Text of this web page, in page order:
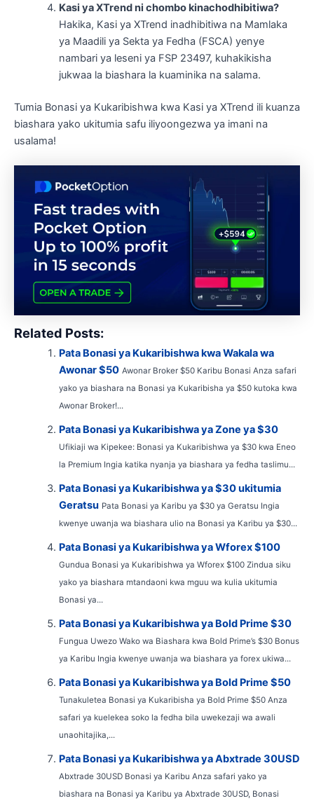
Kasi ya XTrend ni chombo kinachodhibitiwa?
Hakika, Kasi ya XTrend inadhibitiwa na Mamlaka
ya Maadili ya Sekta ya Fedha (FSCA) yenye
nambari ya leseni ya FSP 23497, kuhakikisha
jukwaa la biashara la kuaminika na salama.
Tumia Bonasi ya Kukaribishwa kwa Kasi ya XTrend ili kuanza
biashara yako ukitumia safu iliyoongezwa ya imani na
usalama!
Related Posts:
Pata Bonasi ya Kukaribishwa kwa Wakala wa
Awonar $50 Awonar Broker $50 Karibu Bonasi Anza safari
yako ya biashara na Bonasi ya Kukaribisha ya $50 kutoka kwa
Awonar Broker!...
Pata Bonasi ya Kukaribishwa ya Zone ya $30
Ufikiaji wa Kipekee: Bonasi ya Kukaribishwa ya $30 kwa Eneo
la Premium Ingia katika nyanja ya biashara ya fedha taslimu...
Pata Bonasi ya Kukaribishwa ya $30 ukitumia
Geratsu Pata Bonasi ya Karibu ya $30 ya Geratsu Ingia
kwenye uwanja wa biashara ulio na Bonasi ya Karibu ya $30...
Pata Bonasi ya Kukaribishwa ya Wforex $100
Gundua Bonasi ya Kukaribishwa ya Wforex $100 Zindua siku
yako ya biashara mtandaoni kwa mguu wa kulia ukitumia
Bonasi ya...
Pata Bonasi ya Kukaribishwa ya Bold Prime $30
Fungua Uwezo Wako wa Biashara kwa Bold Prime’s $30 Bonus
ya Karibu Ingia kwenye uwanja wa biashara ya forex ukiwa...
Pata Bonasi ya Kukaribishwa ya Bold Prime $50
Tunakuletea Bonasi ya Kukaribisha ya Bold Prime $50 Anza
safari ya kuelekea soko la fedha bila uwekezaji wa awali
unaohitajika,...
Pata Bonasi ya Kukaribishwa ya Abxtrade 30USD
Abxtrade 30USD Bonasi ya Karibu Anza safari yako ya
biashara na Bonasi ya Karibu ya Abxtrade 30USD, Bonasi